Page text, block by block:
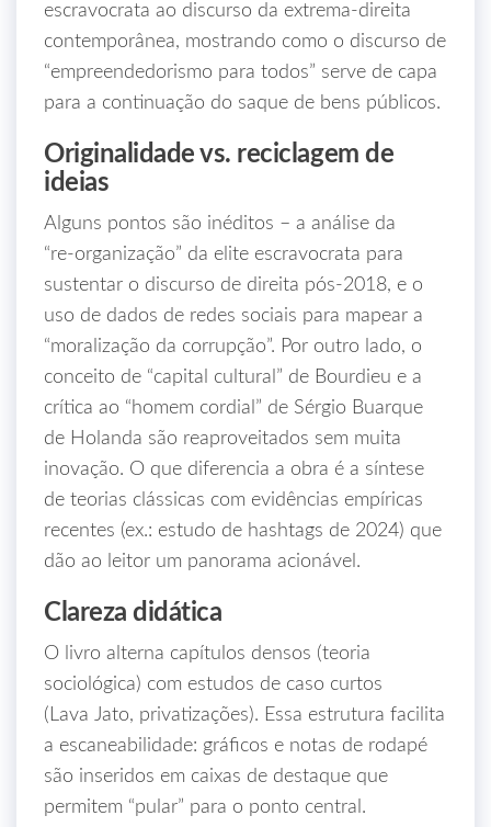
escravocrata ao discurso da extrema‑direita
contemporânea, mostrando como o discurso de
“empreendedorismo para todos” serve de capa
para a continuação do saque de bens públicos.
Originalidade vs. reciclagem de
ideias
Alguns pontos são inéditos – a análise da
“re‑organização” da elite escravocrata para
sustentar o discurso de direita pós‑2018, e o
uso de dados de redes sociais para mapear a
“moralização da corrupção”. Por outro lado, o
conceito de “capital cultural” de Bourdieu e a
crítica ao “homem cordial” de Sérgio Buarque
de Holanda são reaproveitados sem muita
inovação. O que diferencia a obra é a síntese
de teorias clássicas com evidências empíricas
recentes (ex.: estudo de hashtags de 2024) que
dão ao leitor um panorama acionável.
Clareza didática
O livro alterna capítulos densos (teoria
sociológica) com estudos de caso curtos
(Lava Jato, privatizações). Essa estrutura facilita
a escaneabilidade: gráficos e notas de rodapé
são inseridos em caixas de destaque que
permitem “pular” para o ponto central.